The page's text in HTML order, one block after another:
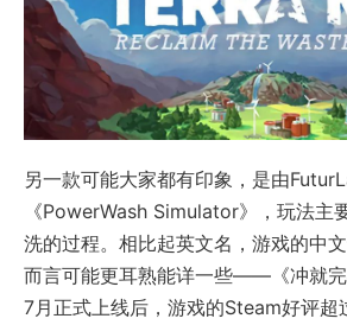
另一款可能大家都有印象，是由
《PowerWash Simulator》，玩法主
洗的过程。相比起英文名，游戏的中
而言可能更耳熟能详一些——《冲就
7月正式上线后，游戏的Steam好评超